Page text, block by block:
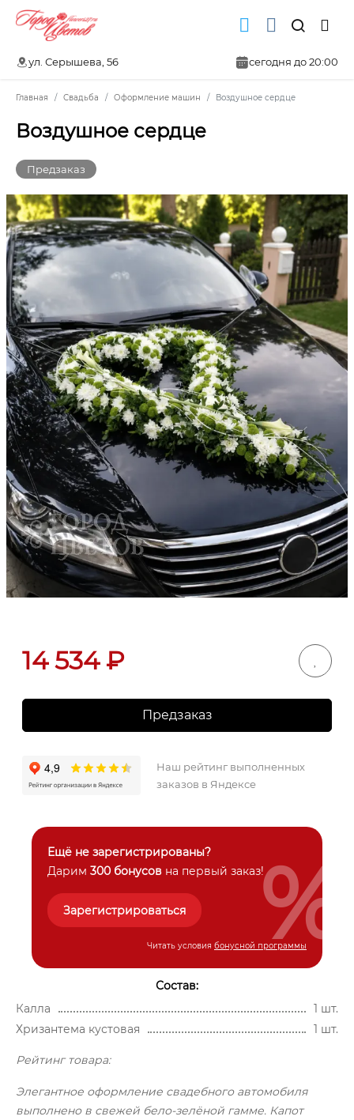
ул. Серышева, 56 сегодня до 20:00
Главная Свадьба Оформление машин Воздушное сердце
Воздушное сердце
Предзаказ
14 534₽
Предзаказ
Наш рейтинг выполненных
заказов в Яндексе
Ещё не зарегистрированы?
Дарим 300 бонусов на первый заказ!
Зарегистрироваться
Читать условия бонусной программы
%
Состав:
Калла
1 шт.
Хризантема кустовая
1 шт.
Рейтинг товара:
Элегантное оформление свадебного автомобиля
выполнено в свежей бело-зелёной гамме. Капот